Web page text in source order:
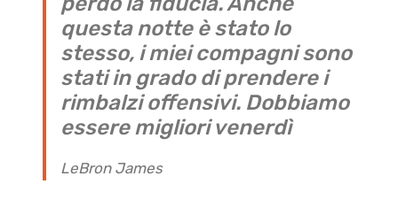
questa notte è stato lo
stesso, i miei compagni sono
stati in grado di prendere i
rimbalzi offensivi. Dobbiamo
essere migliori venerdì
LeBron James